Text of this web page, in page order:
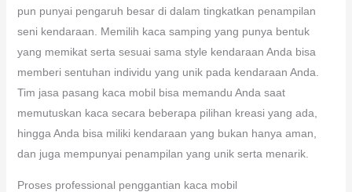
pun punyai pengaruh besar di dalam tingkatkan penampilan
seni kendaraan. Memilih kaca samping yang punya bentuk
yang memikat serta sesuai sama style kendaraan Anda bisa
memberi sentuhan individu yang unik pada kendaraan Anda.
Tim jasa pasang kaca mobil bisa memandu Anda saat
memutuskan kaca secara beberapa pilihan kreasi yang ada,
hingga Anda bisa miliki kendaraan yang bukan hanya aman,
dan juga mempunyai penampilan yang unik serta menarik.
Proses professional penggantian kaca mobil